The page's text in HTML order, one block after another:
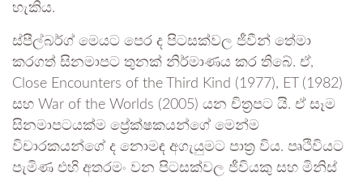
හැකිය.
ස්පීල්බර්ග් මෙයට පෙර ද පිටසක්වල ජීවීන් තේමා
කරගත් සිනමාපට තුනක් නිර්මාණය කර තිබේ. ඒ,
Close Encounters of the Third Kind (1977), ET (1982)
සහ War of the Worlds (2005) යන චිත්‍රපට යි. ඒ සෑම
සිනමාපටයක්ම ප්‍රේක්ෂකයන්ගේ මෙන්ම
විචාරකයන්ගේ ද නොමඳ අගැයුමට පාත්‍ර විය. පෘථිවියට
පැමිණ එහි අතරමං වන පිටසක්වල ජීවියකු සහ මිනිස්